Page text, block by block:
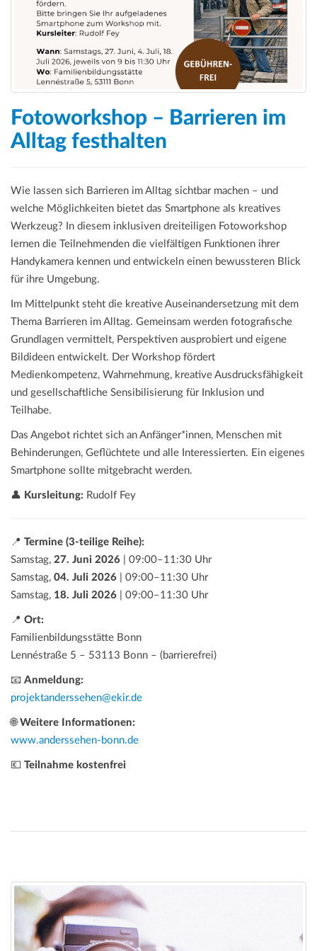
Fotoworkshop – Barrieren im
Alltag festhalten
Wie lassen sich Barrieren im Alltag sichtbar machen – und
welche Möglichkeiten bietet das Smartphone als kreatives
Werkzeug? In diesem inklusiven dreiteiligen Fotoworkshop
lernen die Teilnehmenden die vielfältigen Funktionen ihrer
Handykamera kennen und entwickeln einen bewussteren Blick
für ihre Umgebung.
Im Mittelpunkt steht die kreative Auseinandersetzung mit dem
Thema Barrieren im Alltag. Gemeinsam werden fotografische
Grundlagen vermittelt, Perspektiven ausprobiert und eigene
Bildideen entwickelt. Der Workshop fördert
Medienkompetenz, Wahrnehmung, kreative Ausdrucksfähigkeit
und gesellschaftliche Sensibilisierung für Inklusion und
Teilhabe.
Das Angebot richtet sich an Anfänger*innen, Menschen mit
Behinderungen, Geflüchtete und alle Interessierten. Ein eigenes
Smartphone sollte mitgebracht werden.
👤 Kursleitung: Rudolf Fey
📍 Termine (3-teilige Reihe):
Samstag, 27. Juni 2026 | 09:00–11:30 Uhr
Samstag, 04. Juli 2026 | 09:00–11:30 Uhr
Samstag, 18. Juli 2026 | 09:00–11:30 Uhr
📍 Ort:
Familienbildungsstätte Bonn
Lennéstraße 5 – 53113 Bonn – (barrierefrei)
📧 Anmeldung:
projektanderssehen@ekir.de
🌐Weitere Informationen:
www.anderssehen-bonn.de
💶 Teilnahme kostenfrei